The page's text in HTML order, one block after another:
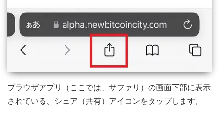
ブラウザアプリ（ここでは、サファリ）の画面下部に表示
されている、シェア（共有）アイコンをタップします。